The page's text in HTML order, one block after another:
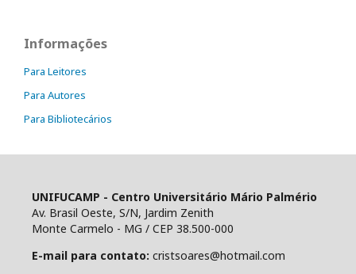
Informações
Para Leitores
Para Autores
Para Bibliotecários
UNIFUCAMP - Centro Universitário Mário Palmério
Av. Brasil Oeste, S/N, Jardim Zenith
Monte Carmelo - MG / CEP 38.500-000
E-mail para contato: cristsoares@hotmail.com